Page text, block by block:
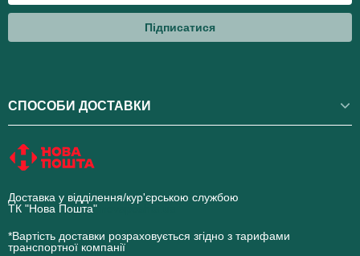
Підписатися
СПОСОБИ ДОСТАВКИ
Доставка у відділення/кур'єрською службою
ТК "Нова Пошта"
*Вартість доставки розраховується згідно з тарифами
транспортної компанії